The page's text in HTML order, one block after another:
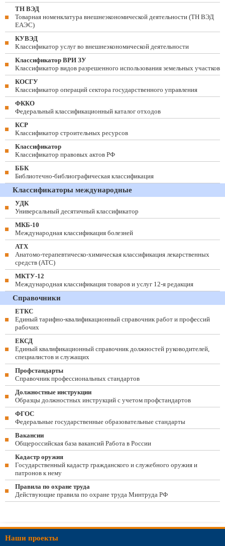
ТН ВЭД
Товарная номенклатура внешнеэкономической деятельности (ТН ВЭД
ЕАЭС)
КУВЭД
Классификатор услуг во внешнеэкономической деятельности
Классификатор ВРИ ЗУ
Классификатор видов разрешенного использования земельных участков
КОСГУ
Классификатор операций сектора государственного управления
ФККО
Федеральный классификационный каталог отходов
КСР
Классификатор строительных ресурсов
Классификатор
Классификатор правовых актов РФ
ББК
Библиотечно-библиографическая классификация
Классификаторы международные
УДК
Универсальный десятичный классификатор
МКБ-10
Международная классификация болезней
АТХ
Анатомо-терапевтическо-химическая классификация лекарственных
средств (ATC)
МКТУ-12
Международная классификация товаров и услуг 12-я редакция
Справочники
ЕТКС
Единый тарифно-квалификационный справочник работ и профессий
рабочих
ЕКСД
Единый квалификационный справочник должностей руководителей,
специалистов и служащих
Профстандарты
Справочник профессиональных стандартов
Должностные инструкции
Образцы должностных инструкций с учетом профстандартов
ФГОС
Федеральные государственные образовательные стандарты
Вакансии
Общероссийская база вакансий Работа в России
Кадастр оружия
Государственный кадастр гражданского и служебного оружия и
патронов к нему
Правила по охране труда
Действующие правила по охране труда Минтруда РФ
Наши проекты